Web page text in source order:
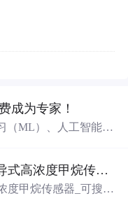
成为专家！
（ML）、人工智能
AQ6204-2006 瓦斯抽放用热导式高浓度甲烷传感器-可搜索.pdf
度甲烷传感器_可搜